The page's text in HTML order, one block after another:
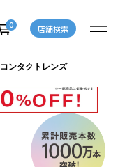
0 店舗検索
コンタクトレンズ